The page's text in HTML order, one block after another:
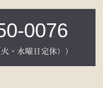
0076
・水曜日定休））